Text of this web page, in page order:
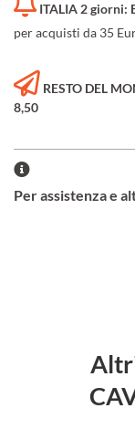
ITALIA 2 giorni:
per acquisti da 35
RESTO DEL
8,50
Per assistenza e